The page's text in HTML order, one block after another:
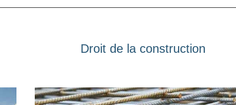
Droit de la construction